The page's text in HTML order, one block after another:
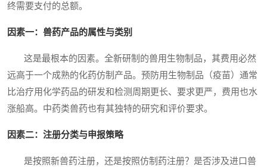
终需要支付的总额。
因素一：兽药产品的属性与类别
这是最根本的因素。全新研制的兽用生物制品，其费用必然
远高于一个成熟的化药仿制产品。预防用生物制品（疫苗）通常
比治疗用化学药品的研发和检测周期更长、要求更严，费用也水
涨船高。中药类兽药也有其独特的研究和评价要求。
因素二：注册分类与申报策略
是按照新兽药注册，还是按照仿制药注册？是否涉及进口兽